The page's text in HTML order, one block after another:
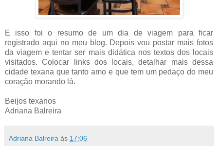
E isso foi o resumo de um dia de viagem para ficar
registrado aqui no meu blog. Depois vou postar mais fotos
da viagem e tentar ser mais didática nos textos dos locais
visitados. Colocar links dos locais, detalhar mais dessa
cidade texana que tanto amo e que tem um pedaço do meu
coração morando lá.
Beijos texanos
Adriana Balreira
Adriana Balreira às 17:06